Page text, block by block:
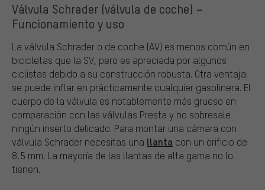
Válvula Schrader (válvula de coche) –
Funcionamiento y uso
La válvula Schrader o de coche (AV) es menos común en
bicicletas que la SV, pero es apreciada por algunos
ciclistas debido a su construcción robusta. Otra ventaja:
se puede inflar en prácticamente cualquier gasolinera. El
cuerpo de la válvula es notablemente más grueso en
comparación con las válvulas Presta y no sobresale
ningún inserto delicado. Para montar una cámara con
válvula Schrader necesitas una llanta con un orificio de
8,5 mm. La mayoría de las llantas de alta gama no lo
tienen.